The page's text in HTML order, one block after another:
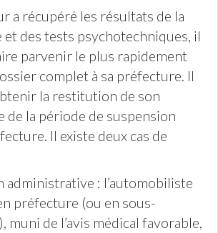
a récupéré les résultats de la
et des tests psychotechniques, il
parvenir le plus rapidement
complet à sa préfecture. Il
la restitution de son
de la période de suspension
Il existe deux cas de
administrative : l’automobiliste
préfecture (ou en sous-
muni de l’avis médical favorable,